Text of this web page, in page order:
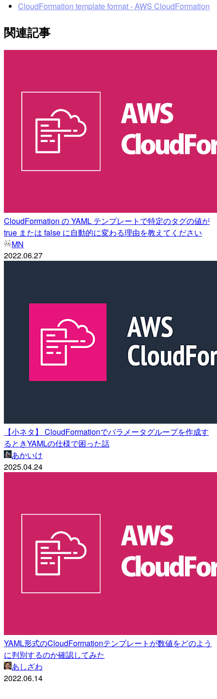
CloudFormation template format - AWS CloudFormation
関連記事
CloudFormation の YAML テンプレートで特定のタグの値が
true または false に自動的に変わる理由を教えてください
MN
2022.06.27
【小ネタ】 CloudFormationでパラメータグループを作成す
るときYAMLの仕様で困った話
あかいけ
2025.04.24
YAML形式のCloudFormationテンプレートが数値をどのよう
に判別するのか確認してみた
あしざわ
2022.06.14